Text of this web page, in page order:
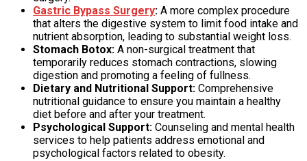
Gastric Bypass Surgery: A more complex procedure
that alters the digestive system to limit food intake and
nutrient absorption, leading to substantial weight loss.
Stomach Botox: A non-surgical treatment that
temporarily reduces stomach contractions, slowing
digestion and promoting a feeling of fullness.
Dietary and Nutritional Support: Comprehensive
nutritional guidance to ensure you maintain a healthy
diet before and after your treatment.
Psychological Support: Counseling and mental health
services to help patients address emotional and
psychological factors related to obesity.